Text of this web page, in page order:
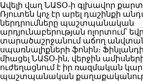
Ավելի վաղ ՆԱՏՕ-ի գլխավոր
Ռյուտեն կոչ էր արել դաշինքի
ներդրումները պաշտպանական
արդյունաբերության ոլորտում՝
տարածաշրջանում աճող
սպառնալիքների ֆոնին։
միացել ՆԱՏՕ-ին, վերջին
ուժեղացնում է իր ռազմական
պաշտպանական